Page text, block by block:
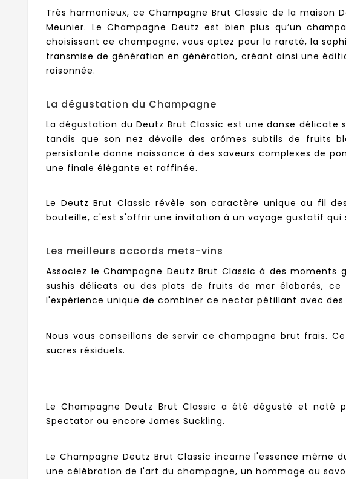
Très harmonieux, ce Champagne Brut Classic de la maison
Meunier. Le Champagne Deutz est bien plus qu’un
choisissant ce champagne, vous optez pour la rareté, la
transmise de génération en génération, créant ainsi une
raisonnée.
La dégustation du Champagne
La dégustation du Deutz Brut Classic est une danse
tandis que son nez dévoile des arômes subtils de fruits
persistante donne naissance à des saveurs complexes de
une finale élégante et raffinée.
Le Deutz Brut Classic révèle son caractère unique au fil
bouteille, c'est s'offrir une invitation à un voyage gustatif
Les meilleurs accords mets-vins
Associez le Champagne Deutz Brut Classic à des
sushis délicats ou des plats de fruits de mer élaborés, ce
l'expérience unique de combiner ce nectar pétillant avec
Nous vous conseillons de servir ce champagne brut frais.
sucres résiduels.
Le Champagne Deutz Brut Classic a été dégusté et noté
Spectator ou encore James Suckling.
Le Champagne Deutz Brut Classic incarne l'essence
une célébration de l'art du champagne, un hommage au